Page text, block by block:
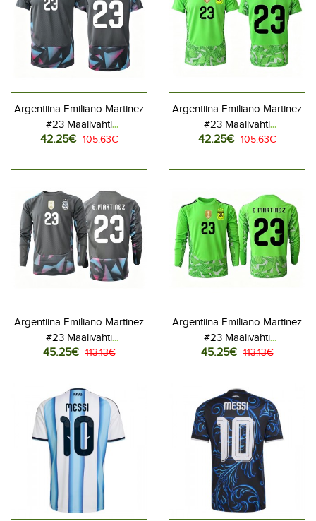
Argentiina Emiliano Martinez
#23 Maalivahti
Jalkapallovaatteet Kotipaita
42.25€ 105.63€
Argentiina Emiliano Martinez
#23 Maalivahti
Jalkapallovaatteet Vieraspaita
42.25€ 105.63€
Argentiina Emiliano Martinez
#23 Maalivahti
Jalkapallovaatteet Kotipaita
45.25€ 113.13€
Argentiina Emiliano Martinez
#23 Maalivahti
Jalkapallovaatteet Vieraspaita
45.25€ 113.13€